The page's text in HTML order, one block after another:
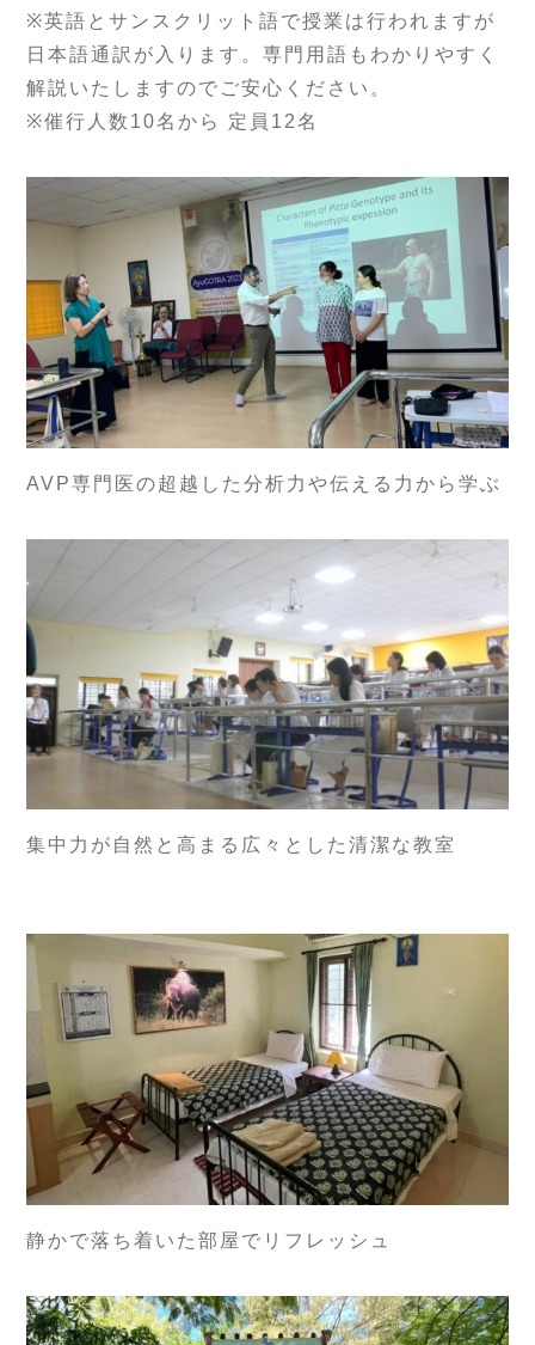
※英語とサンスクリット語で授業は行われますが
日本語通訳が入ります。専門用語もわかりやすく
解説いたしますのでご安心ください。
※催行人数10名から 定員12名
AVP専門医の超越した分析力や伝える力から学ぶ
集中力が自然と高まる広々とした清潔な教室
静かで落ち着いた部屋でリフレッシュ